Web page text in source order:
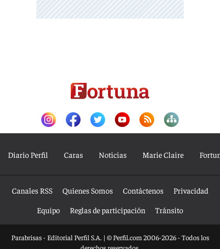
Diario Perfil Caras Noticias Marie Claire
Canales RSS Quienes Somos Contáctenos
Privacidad
Equipo
Reglas de participación Tránsito
Parabrisas - Editorial Perfil S.A. | © Perfil.com 2006-2026 - Todos los